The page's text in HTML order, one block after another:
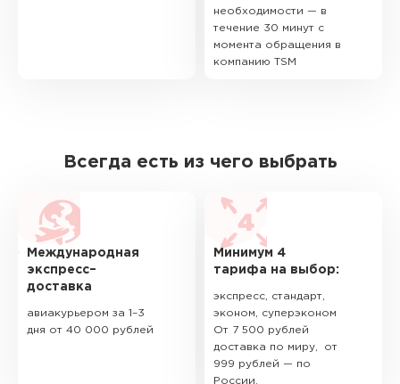
необходимости — в
течение 30 минут с
момента обращения в
компанию TSM
Всегда есть из чего выбрать
Международная
экспресс–
доставка
авиакурьером за 1–3
дня от 40 000 рублей
Минимум 4
тарифа на выбор:
экспресс, стандарт,
эконом, суперэконом
От 7 500 рублей
доставка по миру, от
999 рублей — по
России.